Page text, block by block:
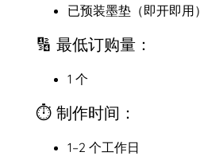
已预装墨垫（即开即用）
🔢 最低订购量：
1 个
⏱️ 制作时间：
1–2 个工作日